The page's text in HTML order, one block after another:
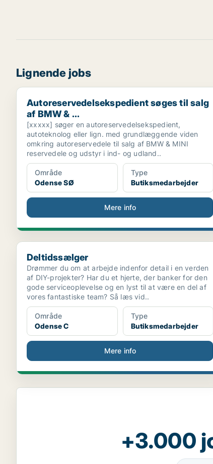
Lignende jobs
Autoreservedelsekspedient søges til salg af BMW
Autoreservedelsekspedient søges til salg
af BMW & ...
[xxxxx] søger en autoreservedelsekspedient,
autoteknolog eller lign. med grundlæggende viden
omkring autoreservedele til salg af BMW & MINI
reservedele og udstyr i ind- og udland..
Område
Odense SØ
Type
Butiksmedarbejder
Mere info
Deltidssælger
Deltidssælger
Drømmer du om at arbejde indenfor detail i en verden
af DIY-projekter? Har du et hjerte, der banker for den
gode serviceoplevelse og en lyst til at være en del af
vores fantastiske team? Så læs vid..
Område
Odense C
Type
Butiksmedarbejder
Mere info
+3.000